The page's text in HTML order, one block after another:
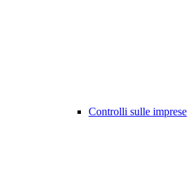
Controlli sulle imprese